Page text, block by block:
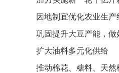
因地制宜优化农业生
巩固提升大豆产能，做
扩大油料多元化供给
推动棉花、糖料、天